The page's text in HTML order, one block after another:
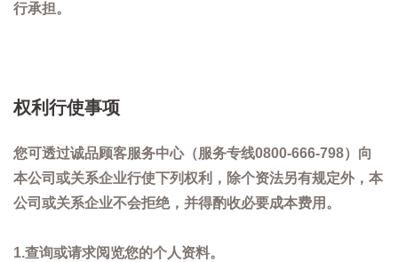
行承担。
权利行使事项
您可透过诚品顾客服务中心（服务专线0800-666-798）向
本公司或关系企业行使下列权利，除个资法另有规定外，本
公司或关系企业不会拒绝，并得酌收必要成本费用。
1.查询或请求阅览您的个人资料。